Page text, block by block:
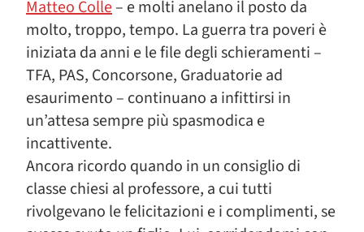
Matteo Colle– e molti anelano il posto da
molto, troppo, tempo. La guerra tra poveri è
iniziata da anni e le file degli schieramenti –
TFA, PAS, Concorsone, Graduatorie ad
esaurimento – continuano a infittirsi in
un’attesa sempre più spasmodica e
incattivente.
Ancora ricordo quando in un consiglio di
classe chiesi al professore, a cui tutti
rivolgevano le felicitazioni e i complimenti, se